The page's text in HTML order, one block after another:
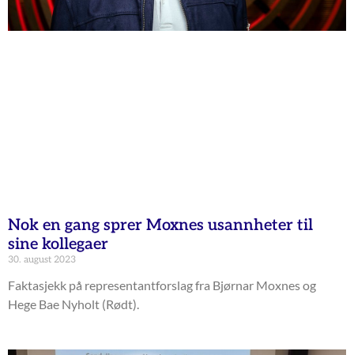
Nok en gang sprer Moxnes usannheter til
sine kollegaer
30. august 2023
Faktasjekk på representantforslag fra Bjørnar Moxnes og
Hege Bae Nyholt (Rødt).